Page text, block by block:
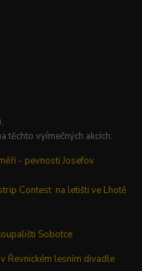
těchto vyímečných akcích:
- pevnosti Josefov
Contest na letišti ve Lhotě
Sobotce
Řevnickém lesním divadle